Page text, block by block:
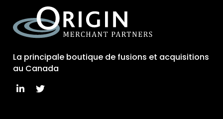
La principale boutique de fusions et acquisitions
au Canada